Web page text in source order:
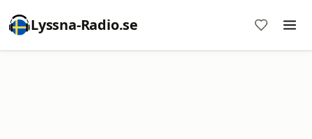
Lyssna-Radio.se